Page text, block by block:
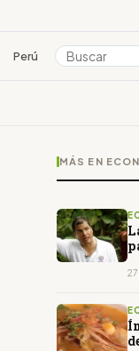
Perú Colombia
MÁS EN